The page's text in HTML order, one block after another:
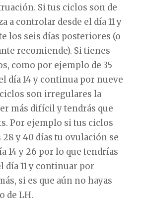
Si tus ciclos son de
a controlar desde el día 11 y
los seis días posteriores (o
recomiende). Si tienes
como por ejemplo de 35
día 14 y continua por nueve
ciclos son irregulares la
más difícil y tendrás que
Por ejemplo si tus ciclos
y 40 días tu ovulación se
14 y 26 por lo que tendrías
día 11 y continuar por
si es que aún no hayas
de LH.